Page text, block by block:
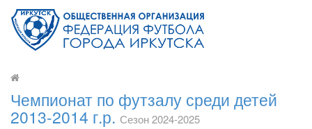
Чемпионат по футзалу среди детей
2013-2014 г.р. Сезон 2024-2025